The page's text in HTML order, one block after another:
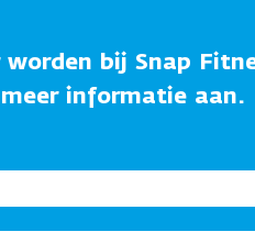
worden bij Snap
informatie aan.